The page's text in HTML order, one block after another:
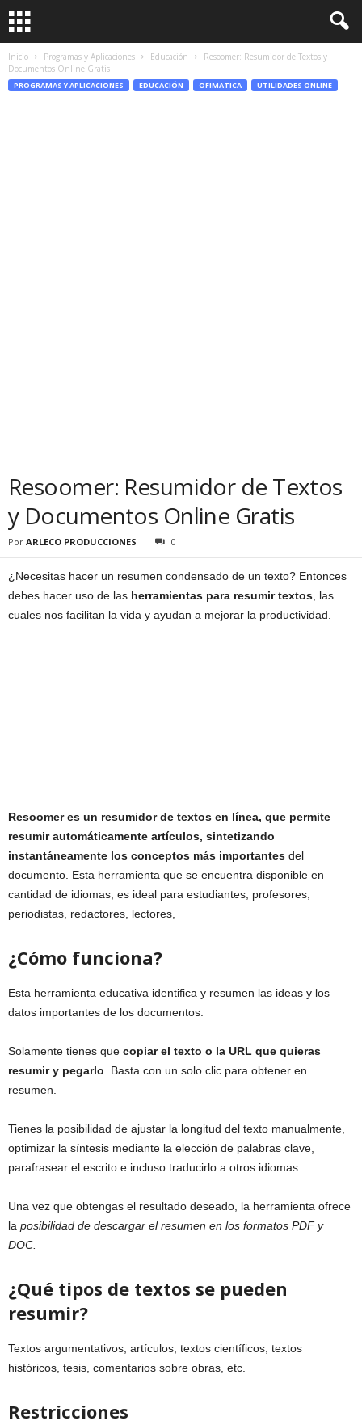
Inicio Programas y Aplicaciones Educación
Resoomer: Resumidor de Textos y
Documentos Online Gratis
PROGRAMAS Y APLICACIONES EDUCACIÓN OFIMATICA UTILIDADES ONLINE
Resoomer: Resumidor de Textos
y Documentos Online Gratis
Por ARLECO PRODUCCIONES 0
¿Necesitas hacer un resumen condensado de un texto? Entonces
debes hacer uso de las herramientas para resumir textos , las
cuales nos facilitan la vida y ayudan a mejorar la productividad.
Resoomer es un resumidor de textos en línea, que permite
resumir automáticamente artículos, sintetizando
instantáneamente los conceptos más importantes del
documento. Esta herramienta que se encuentra disponible en
cantidad de idiomas, es ideal para estudiantes, profesores,
periodistas, redactores, lectores,
¿Cómo funciona?
Esta herramienta educativa identifica y resumen las ideas y los
datos importantes de los documentos.
Solamente tienes que copiar el texto o la URL que quieras
resumir y pegarlo . Basta con un solo clic para obtener en
resumen.
Tienes la posibilidad de ajustar la longitud del texto manualmente,
optimizar la síntesis mediante la elección de palabras clave,
parafrasear el escrito e incluso traducirlo a otros idiomas.
Una vez que obtengas el resultado deseado, la herramienta ofrece
la posibilidad de descargar el resumen en los formatos PDF y
DOC.
¿Qué tipos de textos se pueden
resumir?
Textos argumentativos, artículos, textos científicos, textos
históricos, tesis, comentarios sobre obras, etc.
Restricciones